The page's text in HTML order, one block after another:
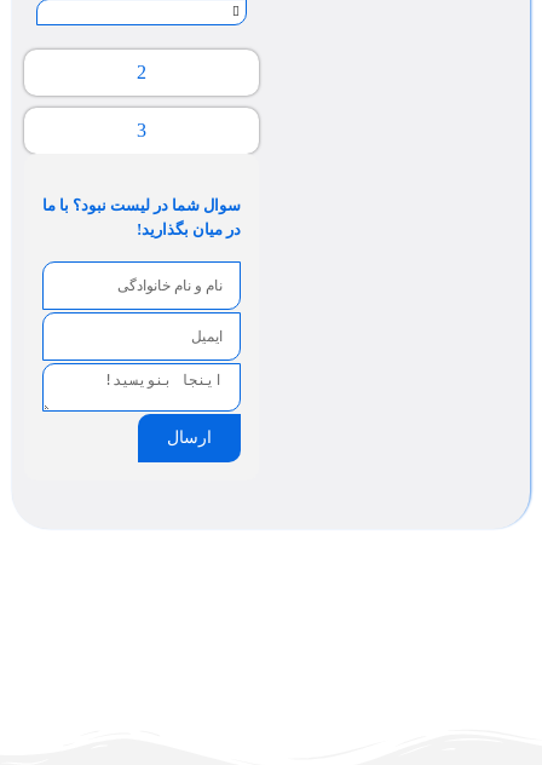
2
3
سوال شما در لیست نبود؟ با ما
در میان بگذارید!
ارسال